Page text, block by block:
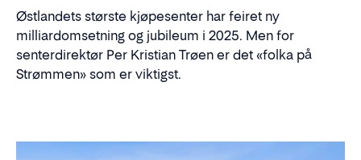
Østlandets største kjøpesenter har feiret ny
milliardomsetning og jubileum i 2025. Men for
senterdirektør Per Kristian Trøen er det «folka på
Strømmen» som er viktigst.